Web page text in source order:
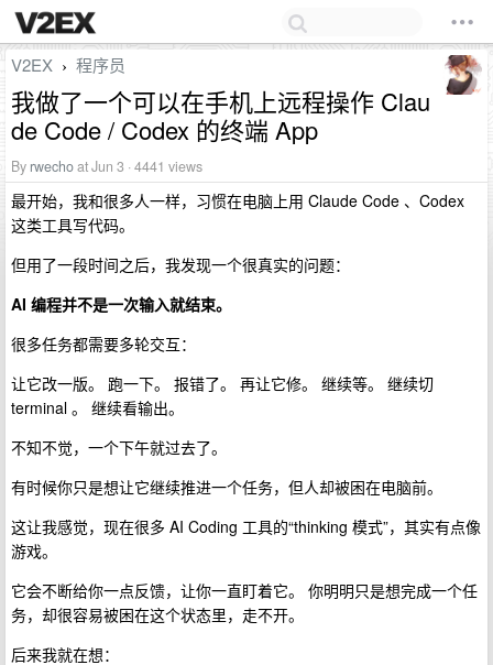
V2EX › 程序员
我做了一个可以在手机上远程操作 Clau
de Code / Codex 的终端 App
By rwechoat Jun 3 · 4441 views
最开始，我和很多人一样，习惯在电脑上用 Claude Code 、Codex
这类工具写代码。
但用了一段时间之后，我发现一个很真实的问题：
AI 编程并不是一次输入就结束。
很多任务都需要多轮交互：
让它改一版。 跑一下。 报错了。 再让它修。 继续等。 继续切
terminal 。 继续看输出。
不知不觉，一个下午就过去了。
有时候你只是想让它继续推进一个任务，但人却被困在电脑前。
这让我感觉，现在很多 AI Coding 工具的“thinking 模式”，其实有点像
游戏。
它会不断给你一点反馈，让你一直盯着它。 你明明只是想完成一个任
务，却很容易被困在这个状态里，走不开。
后来我就在想：